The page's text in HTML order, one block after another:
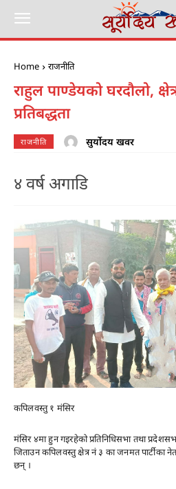
Home राजनीति
राहुल पाण्डेयको घरदौलो,
प्रतिबद्धता
राजनीति सुर्योदय खवर
४ वर्ष अगाडि
कपिलवस्तु १ मंसिर
मंसिर ४मा हुन गइरहेको प्रतिनिधिसभा तथा
जिताउन कपिलवस्तु क्षेत्र नं ३ का जनमत पार्टीका
छन् ।